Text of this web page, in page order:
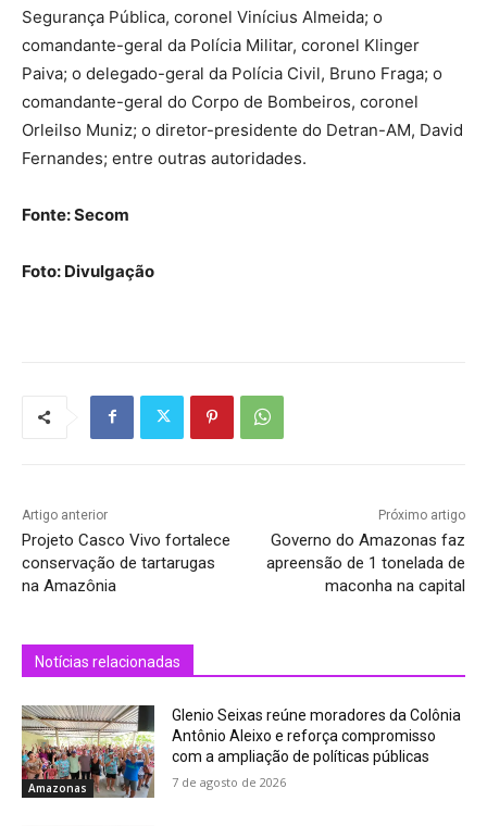
Segurança Pública, coronel Vinícius Almeida; o
comandante-geral da Polícia Militar, coronel Klinger
Paiva; o delegado-geral da Polícia Civil, Bruno Fraga; o
comandante-geral do Corpo de Bombeiros, coronel
Orleilso Muniz; o diretor-presidente do Detran-AM, David
Fernandes; entre outras autoridades.
Fonte: Secom
Foto: Divulgação
Artigo anterior
Projeto Casco Vivo fortalece
conservação de tartarugas
na Amazônia
Próximo artigo
Governo do Amazonas faz
apreensão de 1 tonelada de
maconha na capital
Notícias relacionadas
Amazonas
Glenio Seixas reúne moradores da Colônia
Antônio Aleixo e reforça compromisso
com a ampliação de políticas públicas
7 de agosto de 2026